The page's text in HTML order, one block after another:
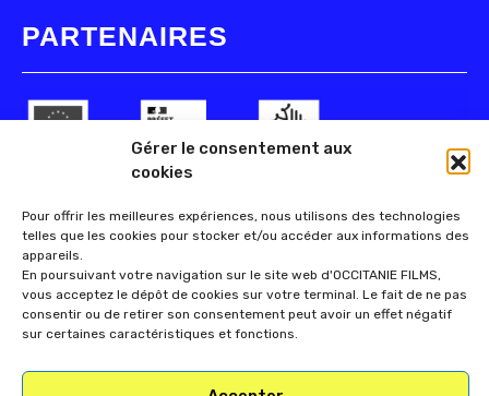
Gérer le consentement aux
cookies
Pour offrir les meilleures expériences, nous utilisons des technologies
telles que les cookies pour stocker et/ou accéder aux informations des
appareils.
En poursuivant votre navigation sur le site web d'OCCITANIE FILMS,
vous acceptez le dépôt de cookies sur votre terminal. Le fait de ne pas
consentir ou de retirer son consentement peut avoir un effet négatif
sur certaines caractéristiques et fonctions.
PARTENAIRES